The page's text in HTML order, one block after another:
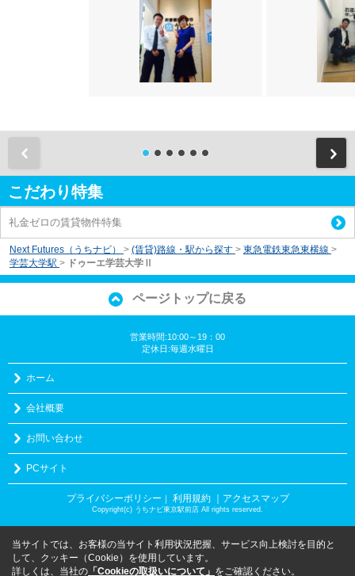
こだわり特集
礼金ゼロの賃貸物件特集
Next Futures（うちナビ） > (賃貸)路線・駅から探す > 東急電鉄東急東横線 >
学芸大学駅 > ドゥーエ学芸大学Ⅱ
ページトップに戻る
営業時間:10:00～19：00
定休日:毎週水曜日
ホーム
会社概要
お問い合わせ
PCサイト
プライバシーポリシー 利用規約 ｜アクセスマップ
Copyright(c) うちナビ東京駅前店 All rights reserved.
当サイトでは、お客様の当サイト利用状況把握、サービス向上検討を目的と
して、クッキー（Cookie）を使用しています。
詳しくは、当社の 「Cookieの取扱いについて」 をご確認ください。